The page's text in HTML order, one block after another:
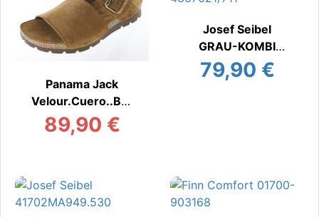
Panama Jack
Velour.Cuero..Bar
k
Pantoffel
89,90 €
Josef Seibel
GRAU-KOMBI
Pantoffel
79,90 €